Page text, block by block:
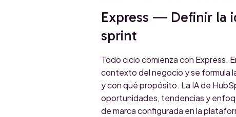
Express — Definir la
sprint
Todo ciclo comienza con Express.
contexto del negocio y se formula
y con qué propósito. La IA de
oportunidades, tendencias y
de marca configurada en la